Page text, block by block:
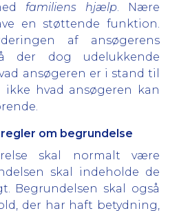
familiens hjælp. Nære
en støttende funktion.
af ansøgerens
der dog udelukkende
ansøgeren er i stand til
hvad ansøgeren kan
om begrundelse
skal normalt være
skal indeholde de
Begrundelsen skal også
der har haft betydning,